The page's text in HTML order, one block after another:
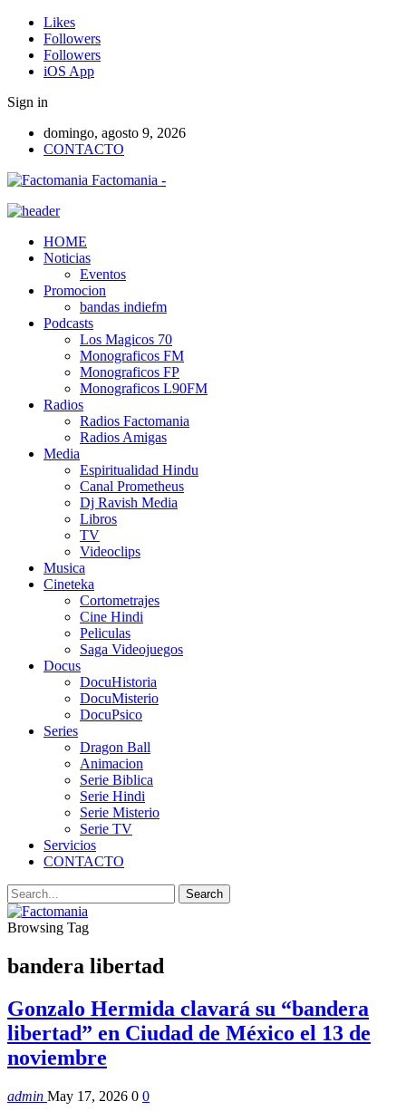
Likes
Followers
Followers
iOS App
Sign in
domingo, agosto 9, 2026
CONTACTO
Factomania -
HOME
Noticias
Eventos
Promocion
bandas indiefm
Podcasts
Los Magicos 70
Monograficos FM
Monograficos FP
Monograficos L90FM
Radios
Radios Factomania
Radios Amigas
Media
Espiritualidad Hindu
Canal Prometheus
Dj Ravish Media
Libros
TV
Videoclips
Musica
Cineteka
Cortometrajes
Cine Hindi
Peliculas
Saga Videojuegos
Docus
DocuHistoria
DocuMisterio
DocuPsico
Series
Dragon Ball
Animacion
Serie Biblica
Serie Hindi
Serie Misterio
Serie TV
Servicios
CONTACTO
Browsing Tag
bandera libertad
Gonzalo Hermida clavará su “bandera
libertad” en Ciudad de México el 13 de
noviembre
admin May 17, 2026 0 0